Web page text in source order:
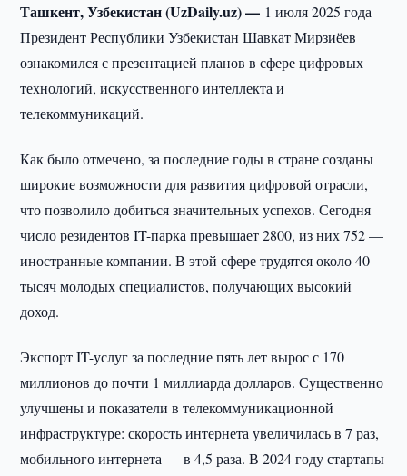
Ташкент, Узбекистан (UzDaily.uz) — 1 июля 2025 года
Президент Республики Узбекистан Шавкат Мирзиёев
ознакомился с презентацией планов в сфере цифровых
технологий, искусственного интеллекта и
телекоммуникаций.
Как было отмечено, за последние годы в стране созданы
широкие возможности для развития цифровой отрасли,
что позволило добиться значительных успехов. Сегодня
число резидентов IT-парка превышает 2800, из них 752 —
иностранные компании. В этой сфере трудятся около 40
тысяч молодых специалистов, получающих высокий
доход.
Экспорт IT-услуг за последние пять лет вырос с 170
миллионов до почти 1 миллиарда долларов. Существенно
улучшены и показатели в телекоммуникационной
инфраструктуре: скорость интернета увеличилась в 7 раз,
мобильного интернета — в 4,5 раза. В 2024 году стартапы